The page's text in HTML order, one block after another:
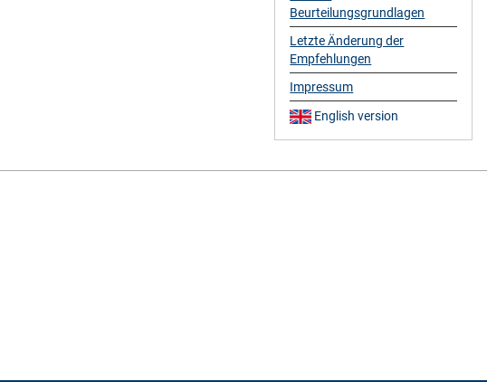
Beurteilungsgrundlagen
Letzte Änderung der
Empfehlungen
Impressum
English version